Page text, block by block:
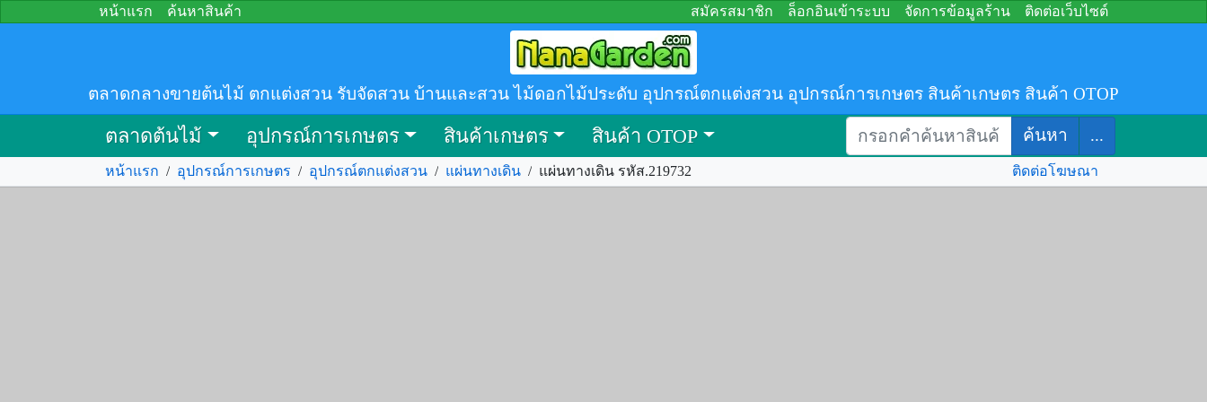
หน้าแรก ค้นหาสินค้า สมัครสมาชิก ล็อกอินเข้าระบบ จัดการข้อมูลร้าน ติดต่อเว็บไซต์
ตลาดกลางขายต้นไม้ ตกแต่งสวน รับจัดสวน บ้านและสวน ไม้ดอกไม้ประดับ อุปกรณ์ตกแต่งสวน อุปกรณ์การเกษตร สินค้าเกษตร สินค้า OTOP
ตลาดต้นไม้ อุปกรณ์การเกษตร สินค้าเกษตร สินค้า OTOP ค้นหา ...
หน้าแรก / อุปกรณ์การเกษตร / อุปกรณ์ตกแต่งสวน / แผ่นทางเดิน / แผ่นทางเดิน รหัส.219732 ติดต่อโฆษณา